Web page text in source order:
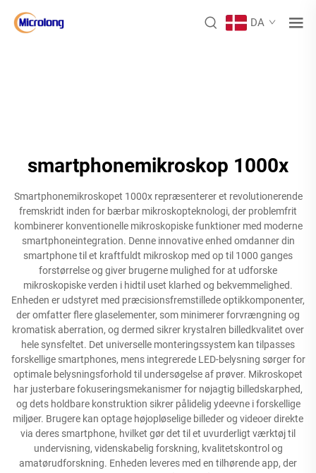
DA
smartphonemikroskop 1000x
Smartphonemikroskopet 1000x repræsenterer et revolutionerende
fremskridt inden for bærbar mikroskopteknologi, der problemfrit
kombinerer konventionelle mikroskopiske funktioner med moderne
smartphoneintegration. Denne innovative enhed omdanner din
smartphone til et kraftfuldt mikroskop med op til 1000 ganges
forstørrelse og giver brugerne mulighed for at udforske
mikroskopiske verden i hidtil uset klarhed og bekvemmelighed.
Enheden er udstyret med præcisionsfremstillede optikkomponenter,
der omfatter flere glaselementer, som minimerer forvrængning og
kromatisk aberration, og dermed sikrer krystalren billedkvalitet over
hele synsfeltet. Det universelle monteringssystem kan tilpasses
forskellige smartphones, mens integrerede LED-belysning sørger for
optimale belysningsforhold til undersøgelse af prøver. Mikroskopet
har justerbare fokuseringsmekanismer for nøjagtig billedskarphed,
og dets holdbare konstruktion sikrer pålidelig ydeevne i forskellige
miljøer. Brugere kan optage højopløselige billeder og videoer direkte
via deres smartphone, hvilket gør det til et uvurderligt værktøj til
undervisning, videnskabelig forskning, kvalitetskontrol og
amatørudforskning. Enheden leveres med en tilhørende app, der